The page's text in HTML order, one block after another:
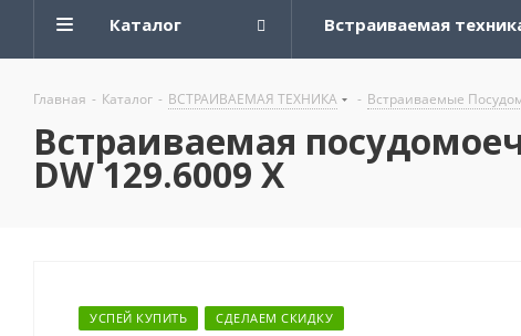
Каталог Встраиваемая
Главная - Каталог - ВСТРАИВАЕМАЯ ТЕХНИКА - Встраиваемые
Встраиваемая
DW 129.6009 X
УСПЕЙ КУПИТЬ СДЕЛАЕМ СКИДКУ